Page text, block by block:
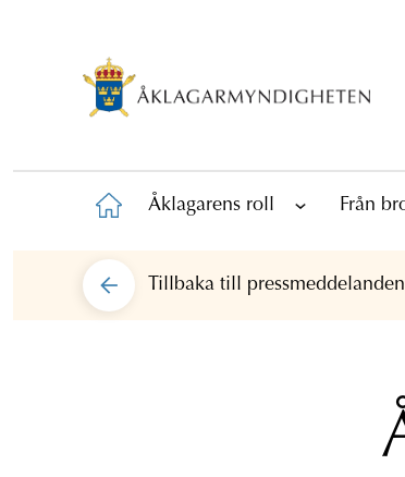
Åklagarens roll Från
Tillbaka till pressmeddelanden